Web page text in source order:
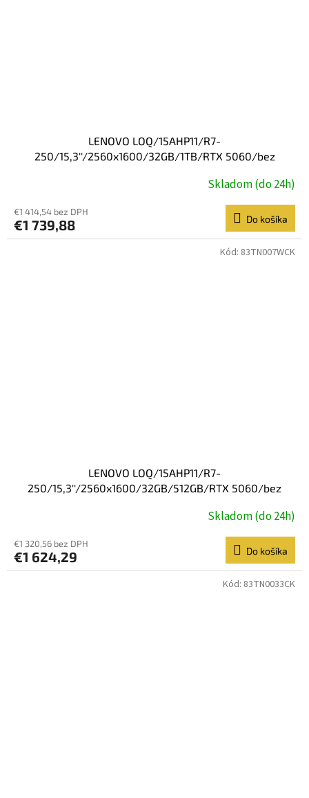
LENOVO LOQ/15AHP11/R7-
250/15,3''/2560x1600/32GB/1TB/RTX 5060/bez
Skladom (do 24h)
€1 414,54 bez DPH
€1 739,88 Do košíka
LENOVO LOQ/15AHP11/R7-
250/15,3''/2560x1600/32GB/512GB/RTX 5060/bez
Skladom (do 24h)
€1 320,56 bez DPH
€1 624,29 Do košíka
Kód: 83TN007WCK
Kód: 83TN0033CK